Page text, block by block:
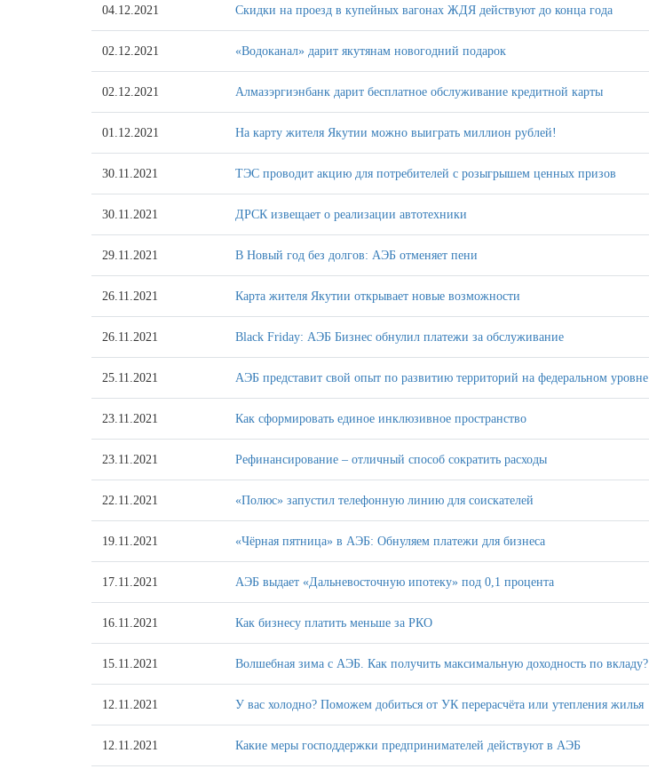
04.12.2021 Скидки на проезд в купейных вагонах ЖДЯ действуют до конца года
02.12.2021 «Водоканал» дарит якутянам новогодний подарок
02.12.2021 Алмазэргиэнбанк дарит бесплатное обслуживание кредитной карты
01.12.2021 На карту жителя Якутии можно выиграть миллион рублей!
30.11.2021 ТЭС проводит акцию для потребителей с розыгрышем ценных призов
30.11.2021 ДРСК извещает о реализации автотехники
29.11.2021 В Новый год без долгов: АЭБ отменяет пени
26.11.2021 Карта жителя Якутии открывает новые возможности
26.11.2021 Black Friday: АЭБ Бизнес обнулил платежи за обслуживание
25.11.2021 АЭБ представит свой опыт по развитию территорий на федеральном уровне
23.11.2021 Как сформировать единое инклюзивное пространство
23.11.2021 Рефинансирование – отличный способ сократить расходы
22.11.2021 «Полюс» запустил телефонную линию для соискателей
19.11.2021 «Чёрная пятница» в АЭБ: Обнуляем платежи для бизнеса
17.11.2021 АЭБ выдает «Дальневосточную ипотеку» под 0,1 процента
16.11.2021 Как бизнесу платить меньше за РКО
15.11.2021 Волшебная зима с АЭБ. Как получить максимальную доходность по вкладу?
12.11.2021 У вас холодно? Поможем добиться от УК перерасчёта или утепления жилья
12.11.2021 Какие меры господдержки предпринимателей действуют в АЭБ